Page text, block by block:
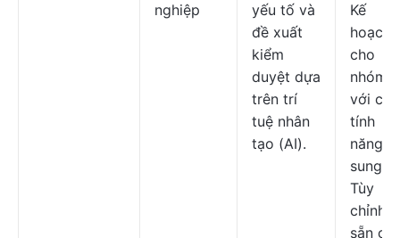
nghiệp
yếu tố và
đề xuất
kiểm
duyệt dựa
trên trí
tuệ nhân
tạo (AI).
Kế
hoạch
cho
nhóm
với các
tính
năng
sung;
Tùy
chỉnh
sẵn